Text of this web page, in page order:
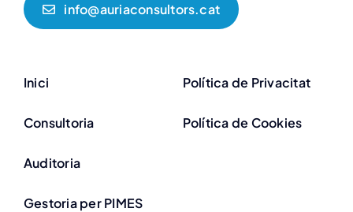
info@auriaconsultors.cat
Inici
Consultoria
Auditoria
Gestoria per PIMES
Política de Privacitat
Política de Cookies